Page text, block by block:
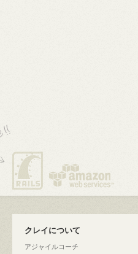
クレイについて
アジャイルコーチ